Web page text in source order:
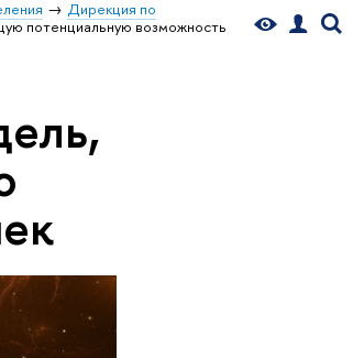
Дирекция по
потенциальную возможность